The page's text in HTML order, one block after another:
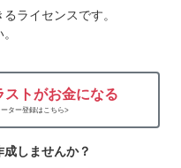
ライセンスです。
ストがお金になる
ター登録はこちら>
しませんか？